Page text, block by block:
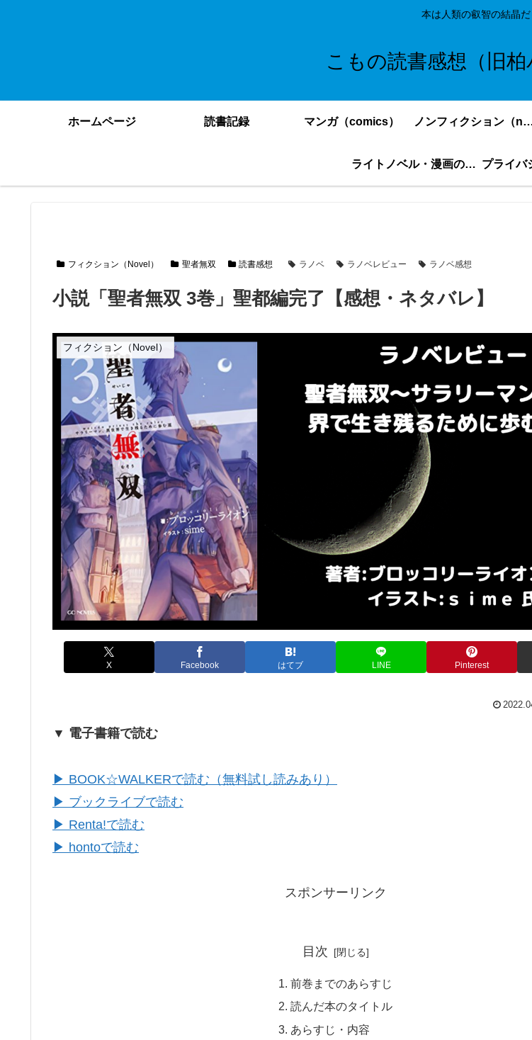
本は人類の叡智の結晶だ
こもの読書感想（旧柏
ホームページ 読書記録 マンガ（comics） ノンフィクション（
ライトノベル・漫画の感想・ネタバレまとめ｜こもの読書感想 プライバ
フィクション（Novel） 聖者無双 読書感想 ラノベ ラノベレビュー ラノベ感想
小説「聖者無双 3巻」聖都編完了【感想・ネタバレ】
フィクション（Novel）
X Facebook はてブ LINE Pinterest
▼ 電子書籍で読む
▶ BOOK☆WALKERで読む（無料試し読みあり）
▶ ブックライブで読む
▶ Renta!で読む
▶ hontoで読む
スポンサーリンク
目次
前巻までのあらすじ
読んだ本のタイトル
あらすじ・内容